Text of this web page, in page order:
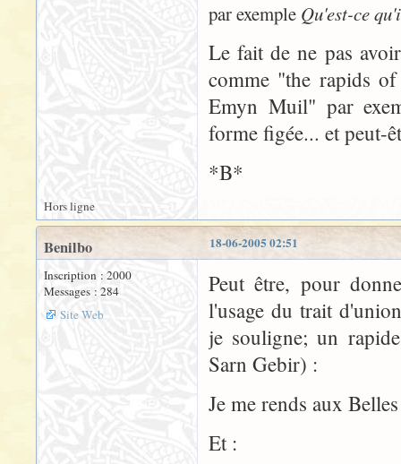
par exemple Qu'est-ce
Le fait de ne pas
comme "the rapids
Emyn Muil" par
forme figée... et peut-
*B*
Hors ligne
18-06-2005 02:51
Benilbo
Inscription : 2000
Messages : 284
Site Web
Peut être, pour
l'usage du trait
je souligne; un
Sarn Gebir) :
Je me rends aux
Et :